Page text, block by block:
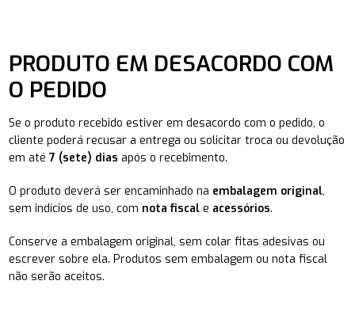
PRODUTO EM DESACORDO COM
O PEDIDO
Se o produto recebido estiver em desacordo com o pedido, o
cliente poderá recusar a entrega ou solicitar troca ou devolução
em até 7 (sete) dias após o recebimento.
O produto deverá ser encaminhado na embalagem original,
sem indícios de uso, com nota fiscale acessórios.
Conserve a embalagem original, sem colar fitas adesivas ou
escrever sobre ela. Produtos sem embalagem ou nota fiscal
não serão aceitos.